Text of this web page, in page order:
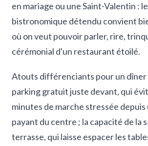
en mariage ou une Saint-Valentin :
bistronomique détendu convient
où on veut pouvoir parler, rire,
cérémonial d'un restaurant étoilé.
Atouts différenciants pour un dîner
parking gratuit juste devant, qui
minutes de marche stressée
payant du centre ; la capacité de la
terrasse, qui laisse espacer les